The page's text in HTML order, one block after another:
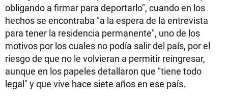
obligando a firmar para deportarlo", cuando en los
hechos se encontraba "a la espera de la entrevista
para tener la residencia permanente", uno de los
motivos por los cuales no podía salir del país, por el
riesgo de que no le volvieran a permitir reingresar,
aunque en los papeles detallaron que "tiene todo
legal" y que vive hace siete años en ese país.